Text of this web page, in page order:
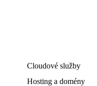
Cloudové služby
Hosting a domény